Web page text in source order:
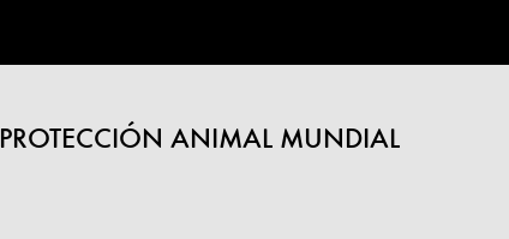
PROTECCIÓN ANIMAL MUNDIAL